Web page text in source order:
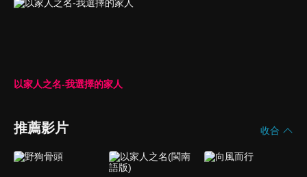
以家人之名-我選擇的家人
推薦影片 收合